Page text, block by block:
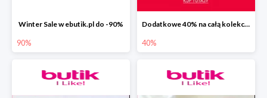
Winter Sale w ebutik.pl do -90%
90%
Dodatkowe 40% na całą kolekcję dziecięcą w ebutik.pl
40%